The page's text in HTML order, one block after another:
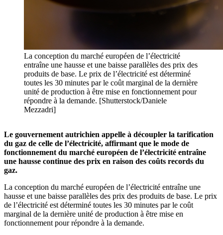
La conception du marché européen de l’électricité
entraîne une hausse et une baisse parallèles des prix des
produits de base. Le prix de l’électricité est déterminé
toutes les 30 minutes par le coût marginal de la dernière
unité de production à être mise en fonctionnement pour
répondre à la demande. [Shutterstock/Daniele
Mezzadri]
Le gouvernement autrichien appelle à découpler la tarification
du gaz de celle de l’électricité, affirmant que le mode de
fonctionnement du marché européen de l’électricité entraîne
une hausse continue des prix en raison des coûts records du
gaz.
La conception du marché européen de l’électricité entraîne une
hausse et une baisse parallèles des prix des produits de base. Le prix
de l’électricité est déterminé toutes les 30 minutes par le coût
marginal de la dernière unité de production à être mise en
fonctionnement pour répondre à la demande.